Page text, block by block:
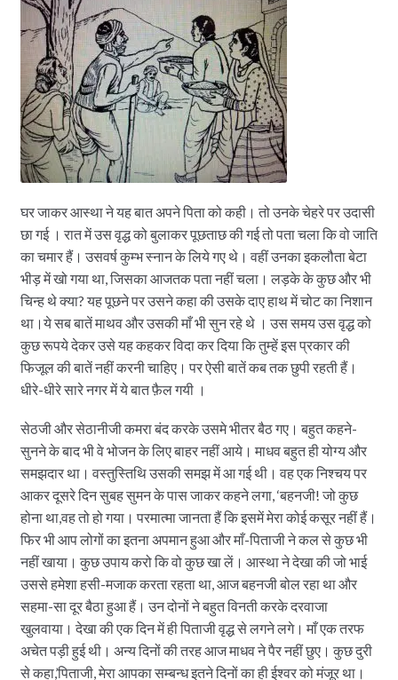
घर जाकर आस्था ने यह बात अपने पिता को कही। तो उनके चेहरे पर उदासी
छा गई । रात में उस वृद्ध को बुलाकर पूछताछ की गई तो पता चला कि वो जाति
का चमार हैं। उसवर्ष कुम्भ स्नान के लिये गए थे। वहीं उनका इकलौता बेटा
भीड़ में खो गया था, जिसका आजतक पता नहीं चला। लड़के के कुछ और भी
चिन्ह थे क्या? यह पूछने पर उसने कहा की उसके दाए हाथ में चोट का निशान
था।ये सब बातें माथव और उसकी माँ भी सुन रहे थे । उस समय उस वृद्ध को
कुछ रूपये देकर उसे यह कहकर विदा कर दिया कि तुम्हें इस प्रकार की
फिजूल की बातें नहीं करनी चाहिए। पर ऐसी बातें कब तक छुपी रहती हैं।
धीरे-धीरे सारे नगर में ये बात फ़ैल गयी ।
सेठजी और सेठानीजी कमरा बंद करके उसमे भीतर बैठ गए। बहुत कहने-
सुनने के बाद भी वे भोजन के लिए बाहर नहीं आये। माधव बहुत ही योग्य और
समझदार था। वस्तुस्तिथि उसकी समझ में आ गई थी। वह एक निश्चय पर
आकर दूसरे दिन सुबह सुमन के पास जाकर कहने लगा, ‘बहनजी! जो कुछ
होना था,वह तो हो गया। परमात्मा जानता हैं कि इसमें मेरा कोई कसूर नहीं हैं।
फिर भी आप लोगों का इतना अपमान हुआ और माँ-पिताजी ने कल से कुछ भी
नहीं खाया। कुछ उपाय करो कि वो कुछ खा लें। आस्था ने देखा की जो भाई
उससे हमेशा हसी-मजाक करता रहता था, आज बहनजी बोल रहा था और
सहमा-सा दूर बैठा हुआ हैं। उन दोनों ने बहुत विनती करके दरवाजा
खुलवाया। देखा की एक दिन में ही पिताजी वृद्ध से लगने लगे। माँ एक तरफ
अचेत पड़ी हुई थी। अन्य दिनों की तरह आज माधव ने पैर नहीं छुए। कुछ दुरी
से कहा,’पिताजी, मेरा आपका सम्बन्ध इतने दिनों का ही ईश्वर को मंजूर था।